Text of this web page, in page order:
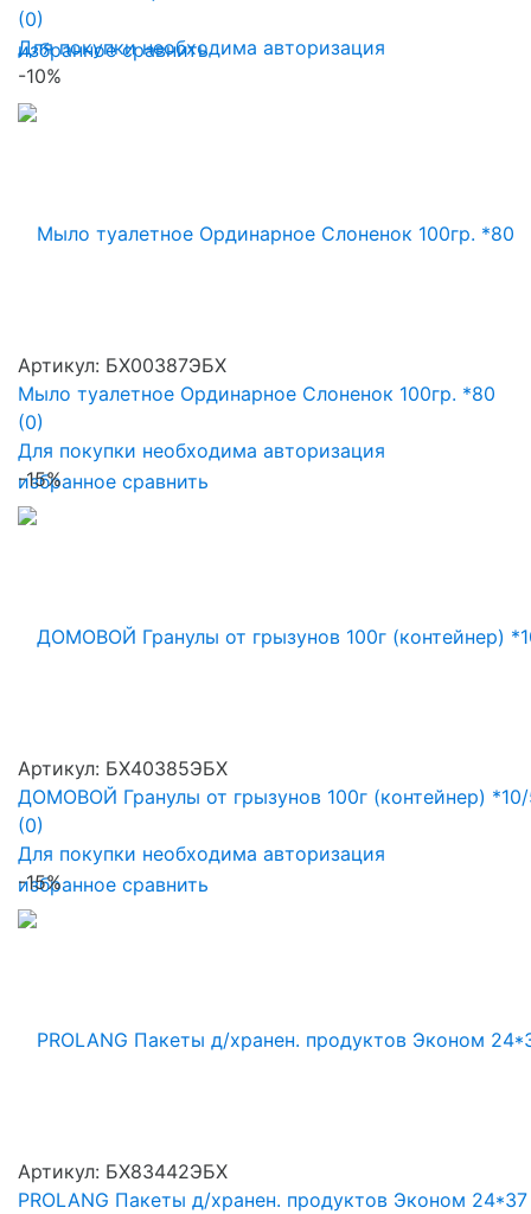
избранное сравнить
(0)
Для покупки необходима авторизация
-10%
избранное сравнить
Артикул: БХ00387ЭБХ
Мыло туалетное Ординарное Слоненок 100гр. *80
(0)
Для покупки необходима авторизация
-15%
избранное сравнить
Артикул: БХ40385ЭБХ
ДОМОВОЙ Гранулы от грызунов 100г (контейнер)
(0)
Для покупки необходима авторизация
-15%
Артикул: БХ83442ЭБХ
PROLANG Пакеты д/хранен. продуктов Эконом 24*37